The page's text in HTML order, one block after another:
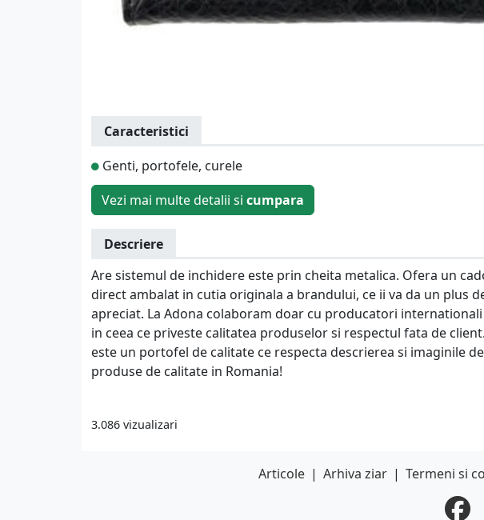
Caracteristici
Genti, portofele, curele
Vezi mai multe detalii si cumpara
Descriere
Are sistemul de inchidere este prin cheita metalica. Ofera un
direct ambalat in cutia originala a brandului, ce ii va da un plus
apreciat. La Adona colaboram doar cu producatori
in ceea ce priveste calitatea produselor si respectul fata de
este un portofel de calitate ce respecta descrierea si imaginile
produse de calitate in Romania!
3.086 vizualizari
Articole | Arhiva ziar | Termeni si